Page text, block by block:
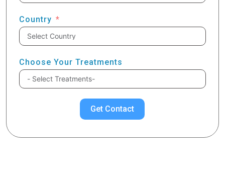
+1
Country
Choose Your Treatments
Get Contact